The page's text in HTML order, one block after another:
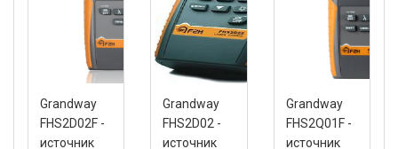
Grandway
FHS2D02F -
источник
Grandway
FHS2D02 -
источник
Grandway
FHS2Q01F -
источник